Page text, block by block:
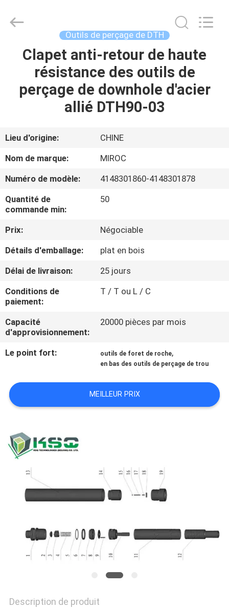
MAISON
DES
PRODUITS
AU
SUJET
DE
VISITE
CONTRÔLE
DE
QUALITÉ
CONTACTEZ-
NOUS
DEMANDEZ
UNE
PLAN
SITE
PRIVACY
POLICY
(Beijing)
Outils de perçage de DTH
Clapet anti-retour de haute
résistance des outils de
perçage de downhole d'acier
allié DTH90-03
Lieu d'origine:
CHINE
Nom de marque:
MIROC
Numéro de modèle:
4148301860-4148301878
Quantité de
commande min:
50
Prix:
Négociable
Détails d'emballage:
plat en bois
Délai de livraison:
25 jours
Conditions de
paiement:
T / T ou L / C
Capacité
d'approvisionnement:
20000 pièces par mois
Le point fort: outils de foret de roche,
en bas des outils de perçage de trou
MEILLEUR PRIX
Description de produit